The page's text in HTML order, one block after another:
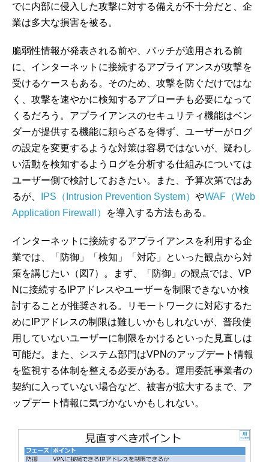
でに内部に侵入した攻撃に対する備えが不十分だと、企
業は多大な損害を被る。
脆弱性情報が発表される前や、パッチが適用される前
に、インターネットに接続するアプライアンスが攻撃を
受けるケースもある。そのため、攻撃を防ぐだけではな
く、攻撃を速やかに検知するアプローチも必要になって
くるだろう。アプライアンスのセキュリティ機能はベン
ダーが提供する機能に頼らざるを得ず、ユーザーがログ
の設定を変更するような対策は容易ではないが、疑わし
い活動を検知するようログを分析する仕組みについては
ユーザー側で検討しておきたい。また、予算次第ではあ
るが、
IPS（Intrusion Prevention System） やWAF（Web
Application Firewall）
を導入する方法もある。
インターネットに接続するアプライアンスを利用する企
業では、「防御」「検知」「対応」といった観点から対
策を講じたい（図7）。まず、「防御」の観点では、VP
Nに接続するIPアドレスやユーザーを制限できないか検
討することが推奨される。リモートワークに対応するた
めにIPアドレスの制限は難しいかもしれないが、普段使
用していないユーザーに制限をかけるといった見直しは
可能だ。また、システム部門はVPNのアップデート情報
を監視する体制を整える必要がある。運用委託事業者の
契約に入っていない場合など、被害が拡大するまで、ア
ップデート情報に気づかないかもしれない。